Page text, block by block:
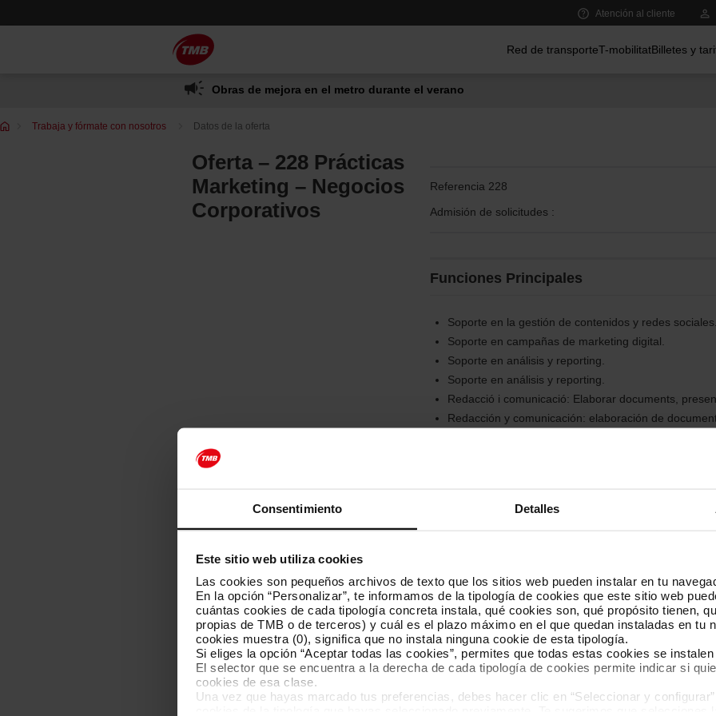
Consentimiento Detalles
Este sitio web utiliza cookies
Las cookies son pequeños archivos de texto que los sitios web pueden instalar en tu
En la opción “Personalizar”, te informamos de la tipología de cookies que este sitio web
cuántas cookies de cada tipología concreta instala, qué cookies son, qué propósito tienen,
propias de TMB o de terceros) y cuál es el plazo máximo en el que quedan instaladas en tu
cookies muestra (0), significa que no instala ninguna cookie de esta tipología.
Si eliges la opción “Aceptar todas las cookies”, permites que todas estas cookies se instalen
El selector que se encuentra a la derecha de cada tipología de cookies permite indicar si
cookies de esa clase.
Una vez que hayas marcado tus preferencias, debes hacer clic en “Seleccionar y
al
contenido
Atención al cliente
Red de transporteT-mobilitatBilletes y
Obras de mejora en el metro durante el verano
Te
Trabaja y fórmate con nosotros Datos de la oferta
Oferta – 228 Prácticas
Marketing – Negocios
Corporativos
Referencia 228
Admisión de solicitudes :
Funciones Principales
Soporte en la gestión de contenidos y redes sociales.
Soporte en campañas de marketing digital.
Soporte en análisis y reporting.
Soporte en análisis y reporting.
Redacció i comunicació: Elaborar documents,
Redacción y comunicación: elaboración de
Competencias básicas: responsabilidad y
tratamiento de la información, autonomía en el
capacidad de trabajar de forma colaborativa en
Competencias específicas: conocimientos básicos
contenidos y redes sociales, nociones de analítica y
documentos y presentaciones y capacidad de apoyo
departamento.